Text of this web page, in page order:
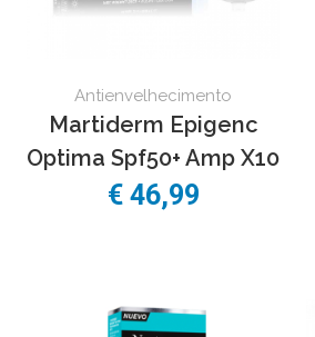
Antienvelhecimento
Martiderm Epigenc
Optima Spf50+ Amp X10
€ 46,99